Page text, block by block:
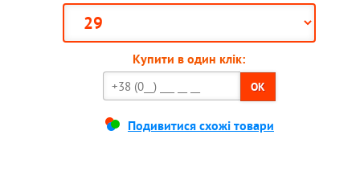
Купити в один клік:
OK
Подивитися схожі товари